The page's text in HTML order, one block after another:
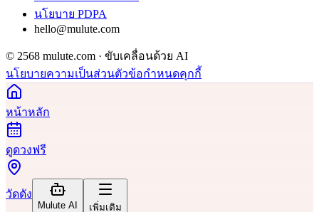
นโยบาย PDPA
hello@mulute.com
© 2568 mulute.com · ขับเคลื่อนด้วย AI
นโยบายความเป็นส่วนตัวข้อกำหนดคุกกี้
หน้าหลัก
ดูดวงฟรี
วัดดัง
Mulute AI เพิ่มเติม